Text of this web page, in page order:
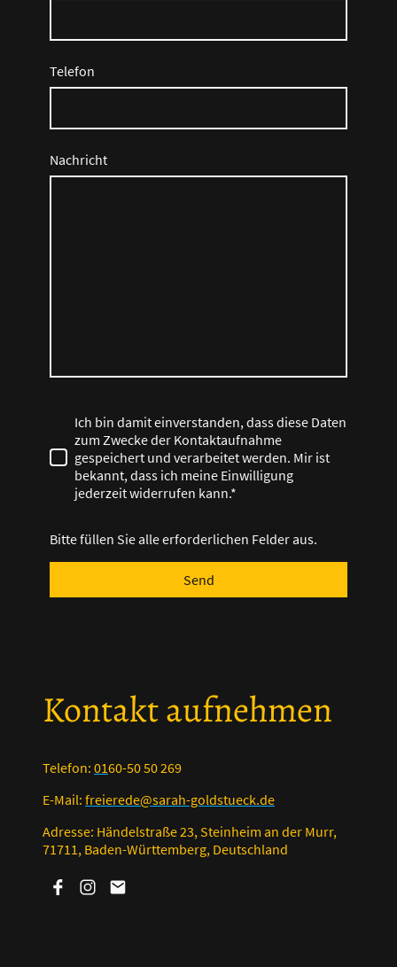
Telefon
Nachricht
Ich bin damit einverstanden, dass diese Daten
zum Zwecke der Kontaktaufnahme
gespeichert und verarbeitet werden. Mir ist
bekannt, dass ich meine Einwilligung
jederzeit widerrufen kann.*
Bitte füllen Sie alle erforderlichen Felder aus.
Send
Kontakt aufnehmen
Telefon: 0160-50 50 269
E-Mail: freierede@sarah-goldstueck.de
Adresse: Händelstraße 23, Steinheim an der Murr,
71711, Baden-Württemberg, Deutschland